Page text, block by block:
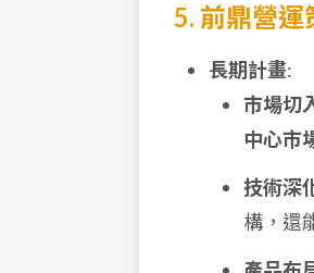
5. 前鼎營
長期計畫:
市場切
中心市
技術深
構，還